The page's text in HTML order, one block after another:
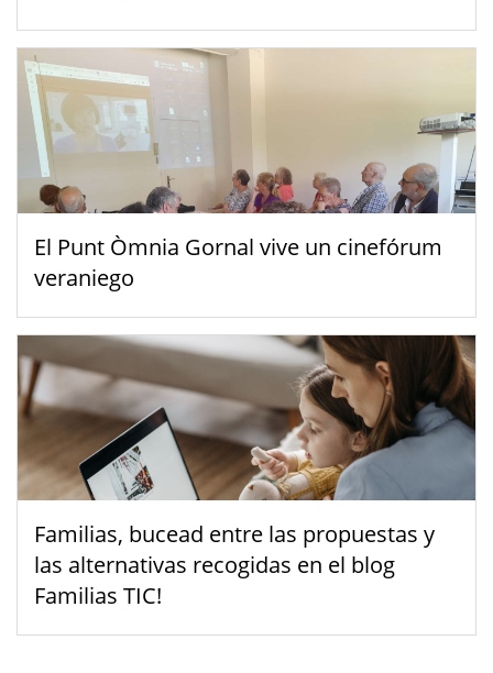
El Punt Òmnia Gornal vive un cinefórum
veraniego
Familias, bucead entre las propuestas y
las alternativas recogidas en el blog
Familias TIC!